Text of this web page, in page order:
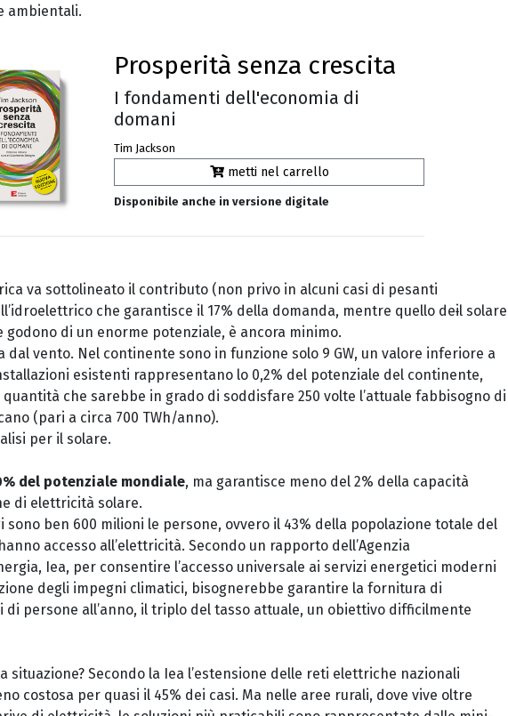
ambientali.
Prosperità senza crescita
I fondamenti dell'economia di
domani
Tim Jackson
metti nel carrello
Disponibile anche in versione digitale
va sottolineato il contributo (non privo in alcuni casi di pesanti
che garantisce il 17% della domanda, mentre quello deil solare
godono di un enorme potenziale, è ancora minimo.
dal vento. Nel continente sono in funzione solo 9 GW, un valore inferiore a
esistenti rappresentano lo 0,2% del potenziale del continente,
quantità che sarebbe in grado di soddisfare 250 volte l’attuale fabbisogno di
(pari a circa 700 TWh/anno).
per il solare.
del potenziale mondiale, ma garantisce meno del 2% della capacità
di elettricità solare.
sono ben 600 milioni le persone, ovvero il 43% della popolazione totale del
accesso all’elettricità. Secondo un rapporto dell’Agenzia
Iea, per consentire l’accesso universale ai servizi energetici moderni
degli impegni climatici, bisognerebbe garantire la fornitura di
di persone all’anno, il triplo del tasso attuale, un obiettivo difficilmente
situazione? Secondo la Iea l’estensione delle reti elettriche nazionali
costosa per quasi il 45% dei casi. Ma nelle aree rurali, dove vive oltre